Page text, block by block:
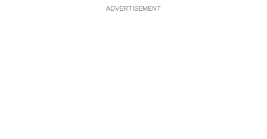
ADVERTISEMENT